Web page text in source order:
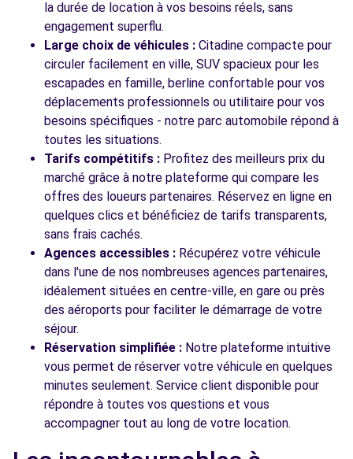
Voir toutes les agences
la durée de location à vos besoins réels, sans
engagement superflu.
Large choix de véhicules : Citadine compacte pour
circuler facilement en ville, SUV spacieux pour les
escapades en famille, berline confortable pour vos
déplacements professionnels ou utilitaire pour vos
besoins spécifiques - notre parc automobile répond à
toutes les situations.
Tarifs compétitifs : Profitez des meilleurs prix du
marché grâce à notre plateforme qui compare les
offres des loueurs partenaires. Réservez en ligne en
quelques clics et bénéficiez de tarifs transparents,
sans frais cachés.
Agences accessibles : Récupérez votre véhicule
dans l'une de nos nombreuses agences partenaires,
idéalement situées en centre-ville, en gare ou près
des aéroports pour faciliter le démarrage de votre
séjour.
Réservation simplifiée : Notre plateforme intuitive
vous permet de réserver votre véhicule en quelques
minutes seulement. Service client disponible pour
répondre à toutes vos questions et vous
accompagner tout au long de votre location.